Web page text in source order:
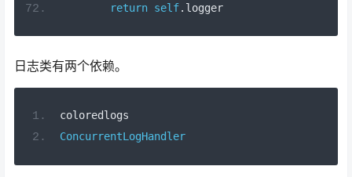
return self. logger
日志类有两个依赖。
coloredlogs
ConcurrentLogHandler